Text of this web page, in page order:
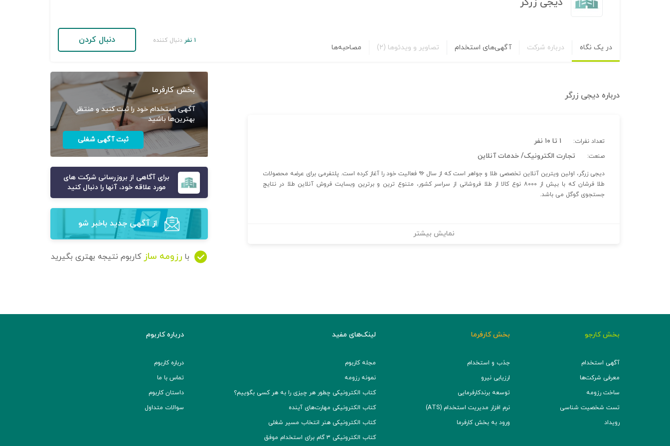
در یک نگاه درباره شرکت آگهی‌های استخدام تصاویر و ویدئوها (۲) مصاحبه‌ها
۱ نفر دنبال کننده دنبال کردن
درباره دیجی زرگر
تعداد نفرات: ۱ تا ۱۰ نفر
صنعت: تجارت الکترونیک/ خدمات آنلاین
دیجی زرگر، اولین ویترین آنلاین تخصصی طلا و جواهر است که از سال ۹۶ فعالیت خود را آغاز کرده است. پلتفرمی برای عرضه محصولات
طلا فرشان که با بیش از ۸۰۰۰ نوع کالا از طلا فروشانی از سراسر کشور، متنوع ترین و برترین وبسایت فروش آنلاین طلا در نتایج
جستجوی گوگل می باشد.
نمایش بیشتر
بخش کارفرما
آگهی استخدام خود را ثبت کنید و منتظر
بهترین‌ها باشید
ثبت آگهی شغلی
برای آگاهی از بروزرسانی شرکت های
مورد علاقه خود، آنها را دنبال کنید
از آگهی‌ جدید باخبر شو
با رزومه ساز کاربوم نتیجه بهتری بگیرید
بخش کارجو
آگهی استخدام
معرفی شرکت‌ها
ساخت رزومه
تست شخصیت شناسی
رویداد
بخش کارفرما
جذب و استخدام
ارزیابی نیرو
توسعه برند‌کارفرمایی
نرم افزار مدیریت استخدام (ATS)
ورود به بخش کارفرما
لینک‌های مفید
مجله کاربوم
نمونه رزومه
کتاب الکترونیکی چطور هر چیزی را به هر کسی بگوییم؟
کتاب الکترونیکی مهارت‌های آینده
کتاب الکترونیکی هنر انتخاب مسیر شغلی
کتاب الکترونیکی ۳ گام برای استخدام موفق
درباره کاربوم
درباره کاربوم
تماس با ما
داستان کاربوم
سوالات متداول